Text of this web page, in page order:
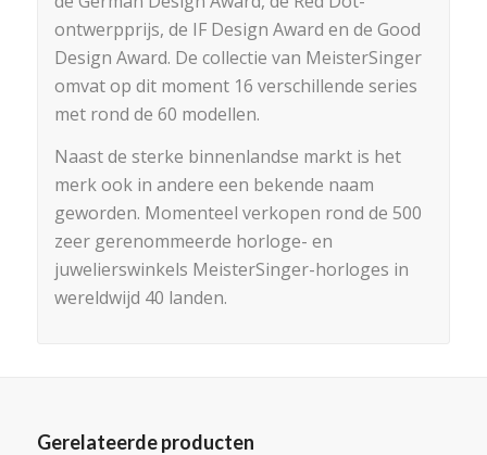
ontwerpprijs, de IF Design Award en de Good
Design Award. De collectie van MeisterSinger
omvat op dit moment 16 verschillende series
met rond de 60 modellen.
Naast de sterke binnenlandse markt is het
merk ook in andere een bekende naam
geworden. Momenteel verkopen rond de 500
zeer gerenommeerde horloge- en
juwelierswinkels MeisterSinger-horloges in
wereldwijd 40 landen.
Gerelateerde producten